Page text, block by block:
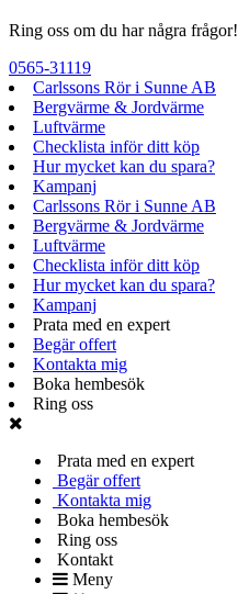
Ring oss om du har några frågor!
0565-31119
Carlssons Rör i Sunne AB
Bergvärme & Jordvärme
Luftvärme
Checklista inför ditt köp
Hur mycket kan du spara?
Kampanj
Carlssons Rör i Sunne AB
Bergvärme & Jordvärme
Luftvärme
Checklista inför ditt köp
Hur mycket kan du spara?
Kampanj
Prata med en expert
Begär offert
Kontakta mig
Boka hembesök
Ring oss
Prata med en expert
Begär offert
Kontakta mig
Boka hembesök
Ring oss
Kontakt
Meny